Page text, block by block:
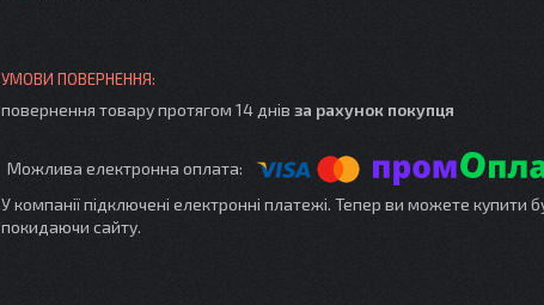
повернення товару протягом 14 днів за рахунок покупця
У компанії підключені електронні платежі. Тепер ви можете купити
покидаючи сайту.